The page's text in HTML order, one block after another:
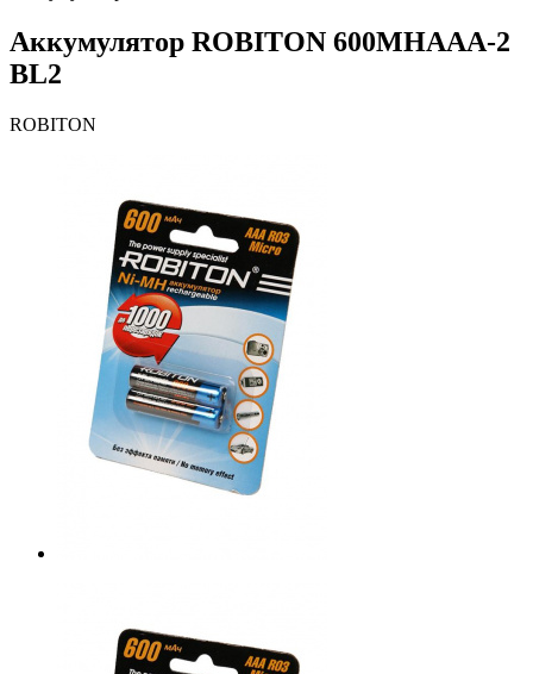
Аккумулятор ROBITON 600MHAAA-2
BL2
ROBITON